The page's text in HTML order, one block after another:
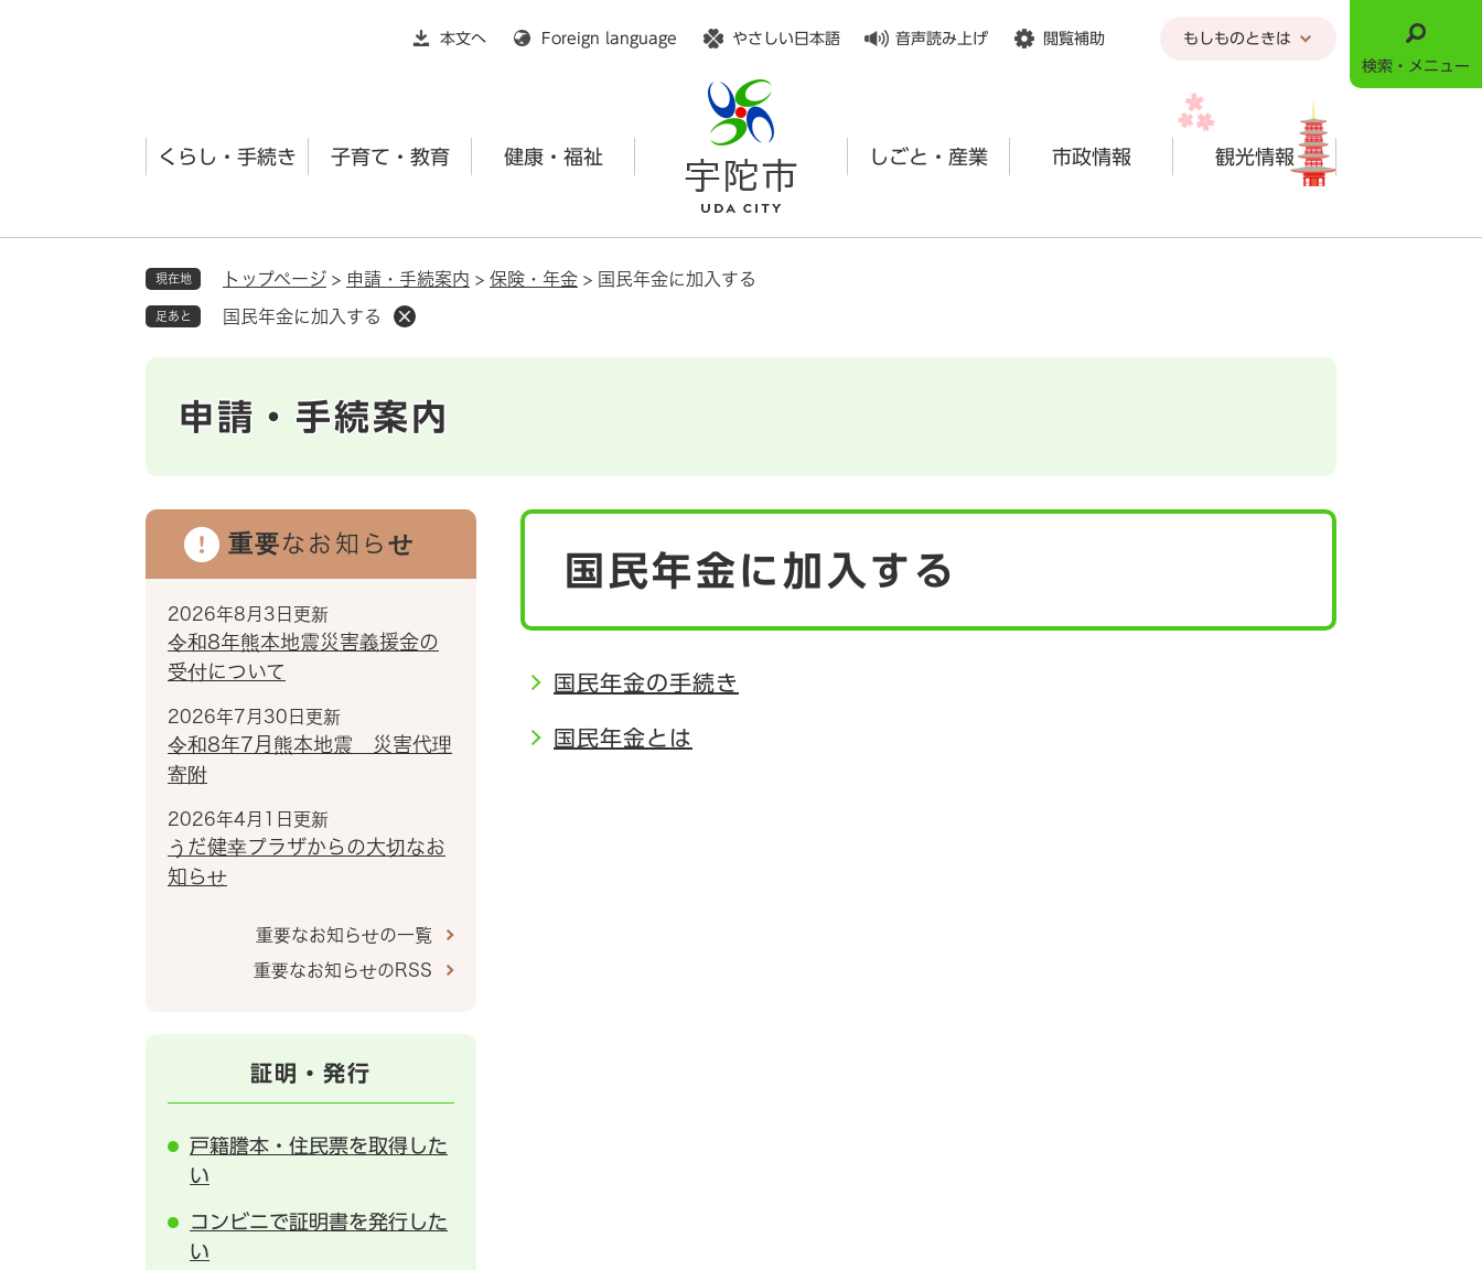
本文へ
Foreign language やさしい日本語 音声読み上げ 閲覧補助 もしものときは
くらし・手続き 子育て・教育 健康・福祉 しごと・産業 市政情報 観光情報
検索・メニュー
現在地 トップページ > 申請・手続案内 > 保険・年金 > 国民年金に加入する
足あと 国民年金に加入する
申請・手続案内
国民年金に加入する
国民年金の手続き
国民年金とは
重要なお知らせ
2026年8月3日更新
令和8年熊本地震災害義援金の
受付について
2026年7月30日更新
令和8年7月熊本地震 災害代理
寄附
2026年4月1日更新
うだ健幸プラザからの大切なお
知らせ
重要なお知らせの一覧
重要なお知らせのRSS
証明・発行
戸籍謄本・住民票を取得した
い
コンビニで証明書を発行した
い